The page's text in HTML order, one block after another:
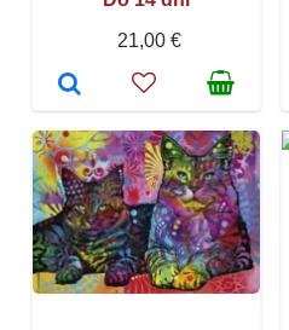
21,00 €